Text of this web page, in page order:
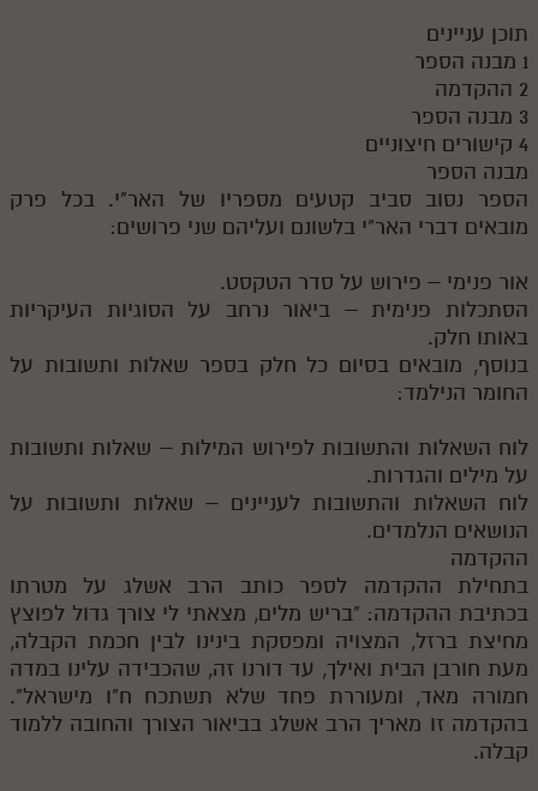
תלמוד עשר הספירות חלק י
תלמוד עשר הספירות חלק יא
תלמוד עשר הספירות חלק יב
תלמוד עשר הספירות חלק יג
תלמוד עשר הספירות חלק טז
בית שער הכוונות
אודות האתר
אודות האתר
בעל הסולם
אתר הבית
לאתר ספר הרב
דף היומי בזוהר הקדוש
תוכן עניינים
1 מבנה הספר
2 ההקדמה
3 מבנה הספר
4 קישורים חיצוניים
מבנה הספר
הספר נסוב סביב קטעים מספריו של האר"י. בכל פרק
מובאים דברי האר"י בלשונם ועליהם שני פרושים:
אור פנימי – פירוש על סדר הטקסט.
הסתכלות פנימית – ביאור נרחב על הסוגיות העיקריות
באותו חלק.
בנוסף, מובאים בסיום כל חלק בספר שאלות ותשובות על
החומר הנילמד:
לוח השאלות והתשובות לפירוש המילות – שאלות ותשובות
על מילים והגדרות.
לוח השאלות והתשובות לעניינים – שאלות ותשובות על
הנושאים הנלמדים.
ההקדמה
בתחילת ההקדמה לספר כותב הרב אשלג על מטרתו
בכתיבת ההקדמה: "בריש מלים, מצאתי לי צורך גדול לפוצץ
מחיצת ברזל, המצויה ומפסקת בינינו לבין חכמת הקבלה,
מעת חורבן הבית ואילך, עד דורנו זה, שהכבידה עלינו במדה
חמורה מאד, ומעוררת פחד שלא תשתכח ח"ו מישראל".
בהקדמה זו מאריך הרב אשלג בביאור הצורך והחובה ללמוד
קבלה.